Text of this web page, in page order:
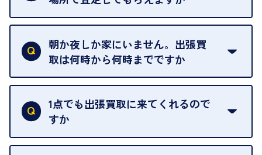
ご自宅以外での査定はお引き受けできません。ご指
定のお店や、ほかのお客様への迷惑となることが考
えられるためです。
朝か夜しか家にいません。出張買
取は何時から何時までですか
ご訪問可能時間は、10時から19時です。
ただし、お品物の種類や量によっては対応させてい
ただくことがあります。
1点でも出張買取に来てくれるので
すか
はい。1点でもお伺いします。